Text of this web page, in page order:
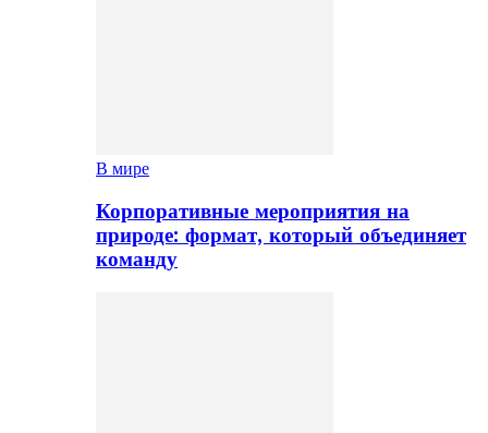
В мире
Корпоративные мероприятия на
природе: формат, который объединяет
команду